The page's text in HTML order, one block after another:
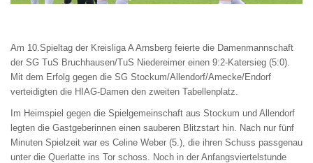
Am 10.Spieltag der Kreisliga A Arnsberg feierte die Damenmannschaft
der SG TuS Bruchhausen/TuS Niedereimer einen 9:2-Katersieg (5:0).
Mit dem Erfolg gegen die SG Stockum/Allendorf/Amecke/Endorf
verteidigten die HIAG-Damen den zweiten Tabellenplatz.
Im Heimspiel gegen die Spielgemeinschaft aus Stockum und Allendorf
legten die Gastgeberinnen einen sauberen Blitzstart hin. Nach nur fünf
Minuten Spielzeit war es Celine Weber (5.), die ihren Schuss passgenau
unter die Querlatte ins Tor schoss. Noch in der Anfangsviertelstunde